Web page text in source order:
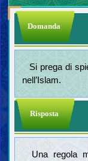
Domanda
Si prega di
nell’Islam.
Risposta
Una regola